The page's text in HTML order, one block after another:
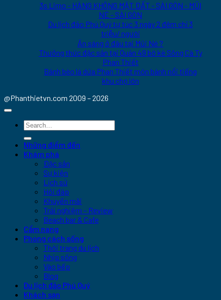
3s Limo - HÀNG KHÔNG MẶT ĐẤT - SÀI GÒN - MŨI
NÉ - SÀI GÒN
Du lịch đảo Phú Quý tự túc 3 ngày 2 đêm chỉ 3
triệu/ người
Ăn sáng ở đâu tại Mũi Né ?
Thưởng thức đặc sản tại Quán 49 bờ kè Sông Cà Ty
Phan Thiết
Bánh bèo lá dứa Phan Thiết món bánh nổi tiếng
khu chợ lớn
@Phanthietvn.com 2009 – 2026
Những điểm đến
Khám phá
Đặc sản
Sự kiện
Lịch sử
Hỏi đáp
Khuyến mãi
Trải nghiệm – Review
Beach bar & Cafe
Cẩm nang
Phong cách sống
Thời trang du lịch
Nhịp sống
Vào bếp
Blog
Du lịch đảo Phú Quý
Khách sạn